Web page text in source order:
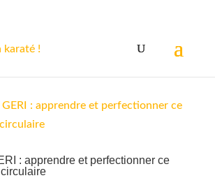
: apprendre et perfectionner ce